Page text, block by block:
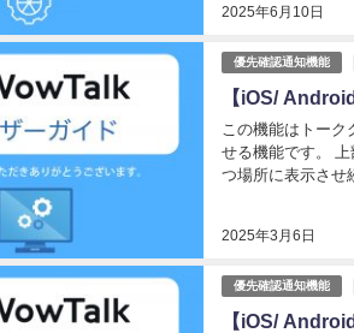
2025年6月10日
優先確認通知機能
【iOS/
2025年3月6日
この機能はトーク
せる機能です。
つ場所に表示させ
優先確認通知機能
【iOS/